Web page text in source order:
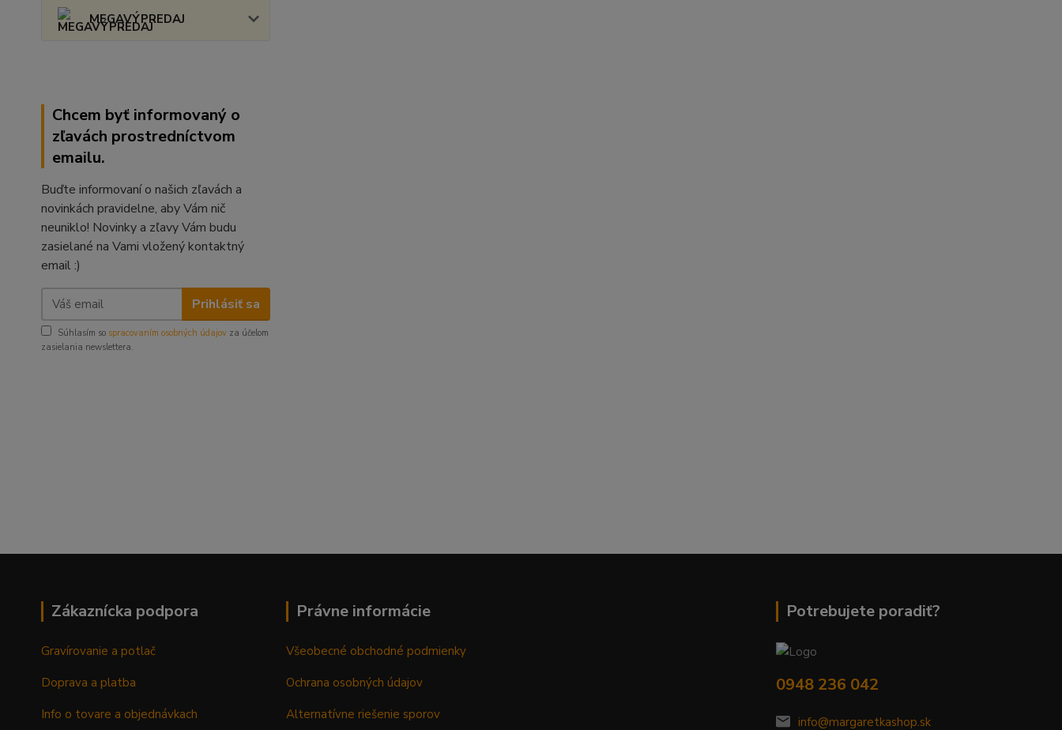
MEGAVÝPREDAJ
Chcem byť informovaný o
zľavách prostredníctvom
emailu.
Buďte informovaní o našich zľavách a
novinkách pravidelne, aby Vám nič
neuniklo! Novinky a zľavy Vám budu
zasielané na Vami vložený kontaktný
email :)
Prihlásiť sa
Súhlasím so spracovaním osobných údajov za účelom
zasielania newslettera.
Zákaznícka podpora
Gravírovanie a potlač
Doprava a platba
Info o tovare a objednávkach
Právne informácie
Všeobecné obchodné podmienky
Ochrana osobných údajov
Alternatívne riešenie sporov
Potrebujete poradiť?
0948 236 042
info@margaretkashop.sk